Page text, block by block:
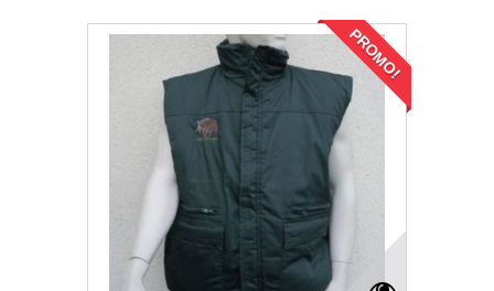
PROMO!